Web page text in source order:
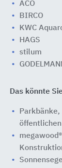
ACO
BIRCO
KWC
HAGS
stilum
Das könnte
öffentlichen